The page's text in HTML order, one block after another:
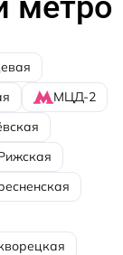
МЦД-2